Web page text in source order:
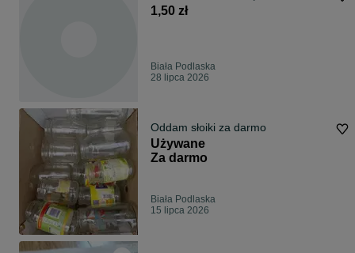
1,50 zł
Biała Podlaska
28 lipca 2026
Oddam słoiki za darmo
Używane
Za darmo
Biała Podlaska
15 lipca 2026